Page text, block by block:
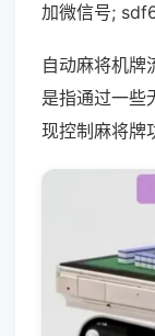
加微信号;
自动麻将机牌
是指通过一些
现控制麻将牌